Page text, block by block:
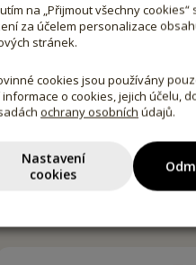
na „Přijmout všechny
za účelem personalizace
stránek.
cookies jsou používány
informace o cookies, jejich účelu,
ochrany osobních údajů.
Nastavení
cookies